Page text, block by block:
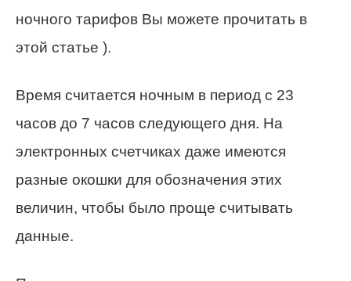
ночного тарифов Вы можете прочитать в
этой статье ).
Время считается ночным в период с 23
часов до 7 часов следующего дня. На
электронных счетчиках даже имеются
разные окошки для обозначения этих
величин, чтобы было проще считывать
данные.